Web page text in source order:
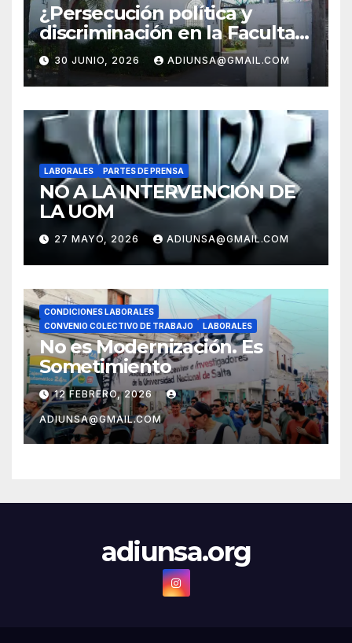
¿Persecución política y
discriminación en la Facultad
Regional Orán?
30 JUNIO, 2026 ADIUNSA@GMAIL.COM
LABORALES PARTES DE PRENSA
NO A LA INTERVENCIÓN DE
LA UOM
27 MAYO, 2026 ADIUNSA@GMAIL.COM
CONDICIONES LABORALES
CONVENIO COLECTIVO DE TRABAJO
LABORALES
No es Modernización. Es
Sometimiento
12 FEBRERO, 2026
ADIUNSA@GMAIL.COM
adiunsa.org